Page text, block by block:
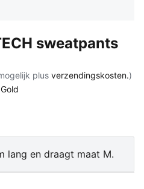
sweatpants
plus verzendingskosten.)
lang en draagt maat M.